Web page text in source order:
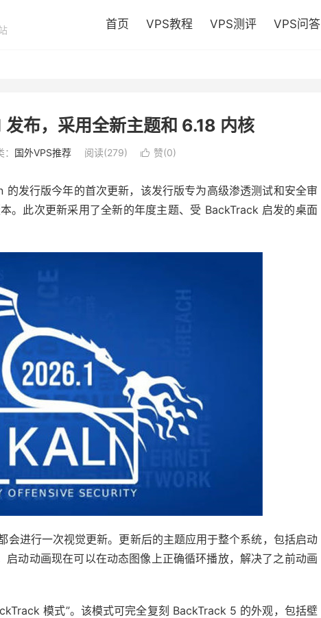
首页 VPS教程 VPS测评 VPS问答
布，采用全新主题和 6.18 内核
国外VPS推荐 阅读(279)  赞(0)
发行版今年的首次更新，该发行版专为高级渗透测试和安全审
。此次更新采用了全新的年度主题、受 BackTrack 启发的桌面
会进行一次视觉更新。更新后的主题应用于整个系统，包括启动
动动画现在可以在动态图像上正确循环播放，解决了之前动画
模式”。该模式可完全复刻 BackTrack 5 的外观，包括壁